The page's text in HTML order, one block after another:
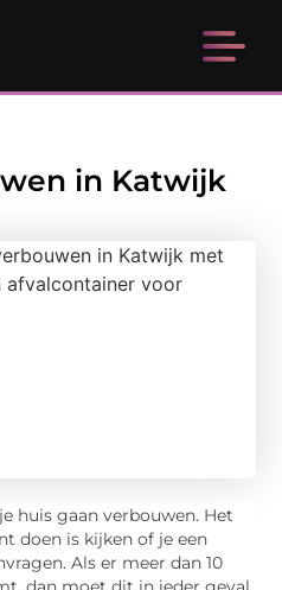
in Katwijk
huis gaan verbouwen. Het
doen is kijken of je een
Als er meer dan 10